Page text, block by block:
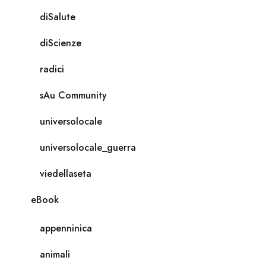
diSalute
diScienze
radici
sAu Community
universolocale
universolocale_guerra
viedellaseta
eBook
appenninica
animali